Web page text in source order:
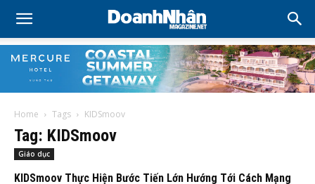
Home Tags KIDSmoov
Tag: KIDSmoov
Giáo dục
KIDSmoov Thực Hiện Bước Tiến Lớn Hướng Tới Cách Mạng